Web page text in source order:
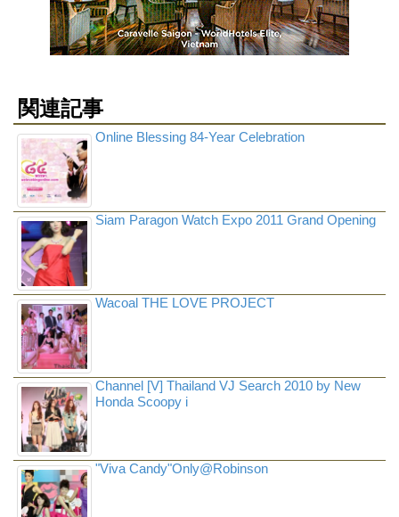
関連記事
Online Blessing 84-Year Celebration
Siam Paragon Watch Expo 2011 Grand Opening
Wacoal THE LOVE PROJECT
Channel [V] Thailand VJ Search 2010 by New
Honda Scoopy i
"Viva Candy"Only@Robinson